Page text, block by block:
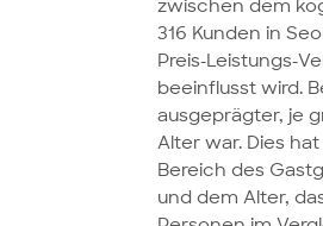
zwischen dem
316 Kunden in
Preis-Leistungs-
beeinflusst wird.
ausgeprägter, je
Alter war. Dies
Bereich des
und dem Alter,